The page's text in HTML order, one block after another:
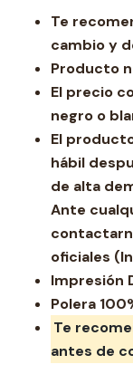
Te
cambio y
Producto
El precio
negro o
El
hábil
de alta
Ante
oficiales
Impresión
Polera
Te
antes de